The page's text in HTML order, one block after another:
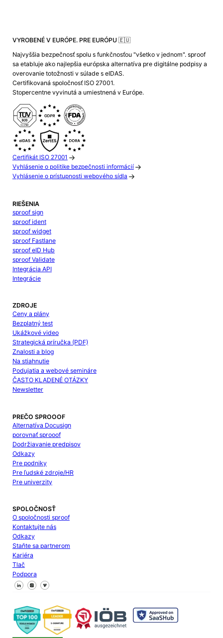
VYROBENÉ V EURÓPE. PRE EURÓPU 🇪🇺
Najvyššia bezpečnosť spolu s funkčnosťou "všetko v jednom". sproof
sa etabluje ako najlepšia európska alternatíva pre digitálne podpisy a
overovanie totožnosti v súlade s eIDAS.
Certifikovaná spoločnosť ISO 27001.
Stopercentne vyvinutá a umiestnená v Európe.
Certifikát ISO 27001
Vyhlásenie o politike bezpečnosti informácií
Vyhlásenie o prístupnosti webového sídla
RIEŠENIA
sproof sign
sproof ident
sproof widget
sproof Fastlane
sproof eID Hub
sproof Validate
Integrácia API
Integrácie
ZDROJE
Ceny a plány
Bezplatný test
Ukážkové video
Strategická príručka (PDF)
Znalosti a blog
Na stiahnutie
Podujatia a webové semináre
ČASTO KLADENÉ OTÁZKY
Newsletter
PREČO SPROOOF
Alternatíva Docusign
porovnať sprooof
Dodržiavanie predpisov
Odkazy
Pre podniky
Pre ľudské zdroje/HR
Pre univerzity
SPOLOČNOSŤ
O spoločnosti sproof
Kontaktujte nás
Odkazy
Staňte sa partnerom
Kariéra
Tlač
Podpora
Sledujte nás na Facebooku
Sledujte nás na X
Sledujte nás na LinkedIn